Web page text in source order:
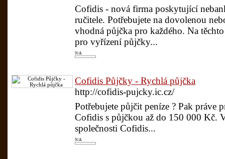
Cofidis - nová firma poskytující
ručitele. Potřebujete na dovolenou
vhodná půjčka pro každého. Na
pro vyřízení půjčky...
N/A
Cofidis Půjčky - Rychlá půjčka
http://cofidis-pujcky.ic.cz/
Potřebujete půjčit peníze ? Pak práve
Cofidis s půjčkou až do 150 000 Kč.
společnosti Cofidis...
N/A